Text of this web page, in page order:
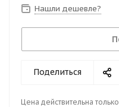
Нашли дешевле?
Поделиться
Цена действительна